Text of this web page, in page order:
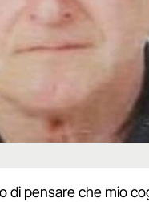
di pensare che mio